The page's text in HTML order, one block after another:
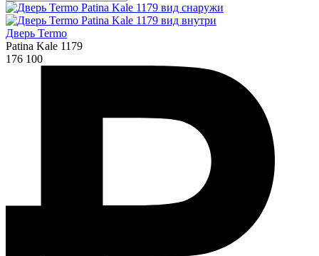
Дверь Termo
Patina Kale 1179
176 100